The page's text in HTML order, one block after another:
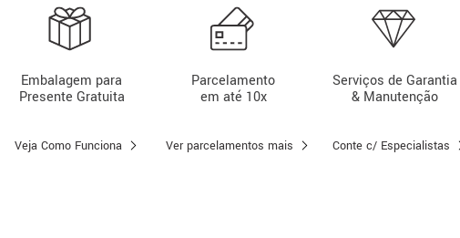
Embalagem para
Presente Gratuita
Veja Como Funciona
Parcelamento
em até 10x
Ver parcelamentos mais
Serviços de Garantia
& Manutenção
Conte c/ Especialistas